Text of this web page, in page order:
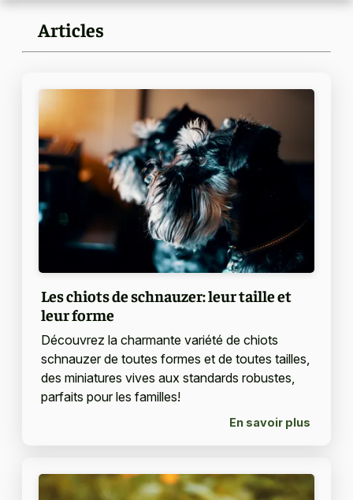
Articles
Les chiots de schnauzer: leur taille et
leur forme
Découvrez la charmante variété de chiots
schnauzer de toutes formes et de toutes tailles,
des miniatures vives aux standards robustes,
parfaits pour les familles!
En savoir plus